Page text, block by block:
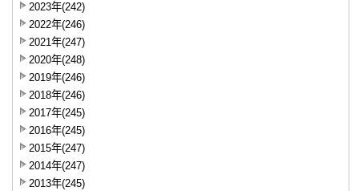
2023年(242)
2022年(246)
2021年(247)
2020年(248)
2019年(246)
2018年(246)
2017年(245)
2016年(245)
2015年(247)
2014年(247)
2013年(245)